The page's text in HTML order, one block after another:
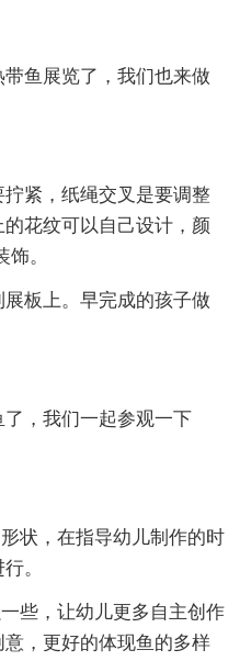
鱼展览了，我们也来做
紧，纸绳交叉是要调整
花纹可以自己设计，颜
。
板上。早完成的孩子做
，我们一起参观一下
状，在指导幼儿制作的时
。
些，让幼儿更多自主创作
，更好的体现鱼的多样